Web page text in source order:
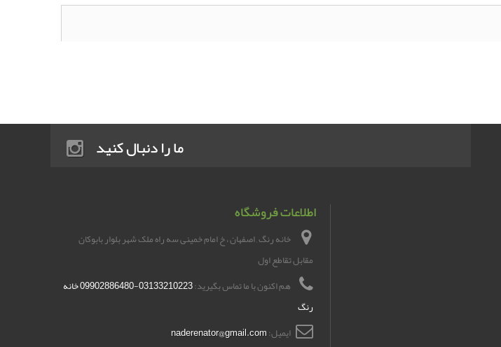
ما را دنبال کنید
اطلاعات فروشگاه
خانه رنگ , اصفهان ، خ امام خمینی سه راه ملک شهر بلوار بابوکان
مقابل تقاطع اول
هم اکنون با ما تماس بگیرید:
03133210223-09902886480 خانه
رنگ
ایمیل:naderenator@gmail.com